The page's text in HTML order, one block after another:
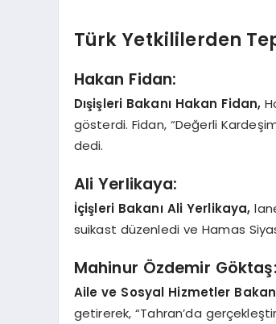
Türk Yetkililerden
Hakan Fidan:
Dışişleri Bakanı Hakan Fidan,
gösterdi. Fidan, “Değerli
dedi.
Ali Yerlikaya:
İçişleri Bakanı Ali Yerlikaya,
suikast düzenledi ve Hamas
Mahinur Özdemir Göktaş:
Aile ve Sosyal Hizmetler
getirerek, “Tahran’da